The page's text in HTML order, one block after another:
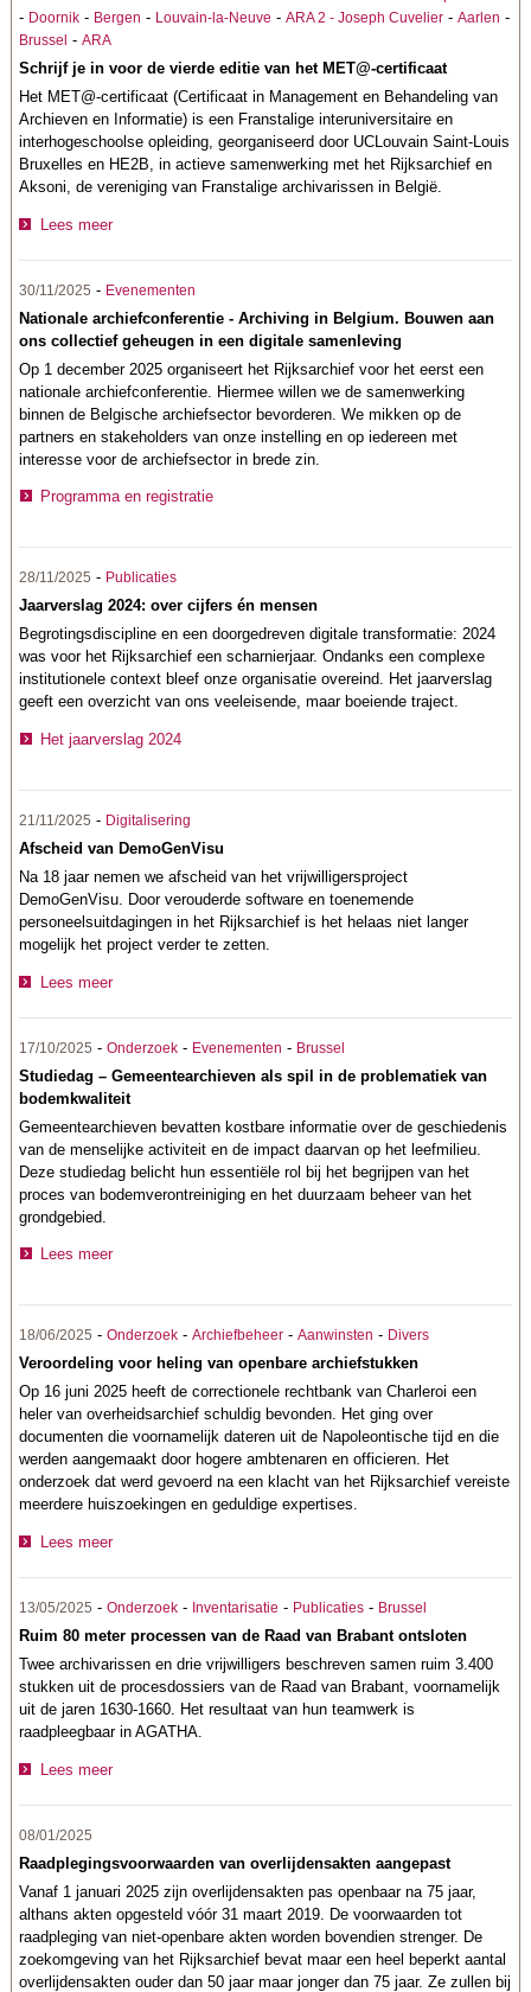
- Doornik - Bergen - Louvain-la-Neuve -ARA 2 - Joseph Cuvelier -Aarlen -
Brussel -ARA
Schrijf je in voor de vierde editie van het MET@-certificaat
Het MET@-certificaat (Certificaat in Management en Behandeling van
Archieven en Informatie) is een Franstalige interuniversitaire en
interhogeschoolse opleiding, georganiseerd door UCLouvain Saint-Louis
Bruxelles en HE2B, in actieve samenwerking met het Rijksarchief en
Aksoni, de vereniging van Franstalige archivarissen in België.
Lees meer
30/11/2025 - Evenementen
Nationale archiefconferentie - Archiving in Belgium. Bouwen aan
ons collectief geheugen in een digitale samenleving
Op 1 december 2025 organiseert het Rijksarchief voor het eerst een
nationale archiefconferentie. Hiermee willen we de samenwerking
binnen de Belgische archiefsector bevorderen. We mikken op de
partners en stakeholders van onze instelling en op iedereen met
interesse voor de archiefsector in brede zin.
Programma en registratie
28/11/2025 - Publicaties
Jaarverslag 2024: over cijfers én mensen
Begrotingsdiscipline en een doorgedreven digitale transformatie: 2024
was voor het Rijksarchief een scharnierjaar. Ondanks een complexe
institutionele context bleef onze organisatie overeind. Het jaarverslag
geeft een overzicht van ons veeleisende, maar boeiende traject.
Het jaarverslag 2024
21/11/2025 - Digitalisering
Afscheid van DemoGenVisu
Na 18 jaar nemen we afscheid van het vrijwilligersproject
DemoGenVisu. Door verouderde software en toenemende
personeelsuitdagingen in het Rijksarchief is het helaas niet langer
mogelijk het project verder te zetten.
Lees meer
17/10/2025 -Onderzoek - Evenementen - Brussel
Studiedag – Gemeentearchieven als spil in de problematiek van
bodemkwaliteit
Gemeentearchieven bevatten kostbare informatie over de geschiedenis
van de menselijke activiteit en de impact daarvan op het leefmilieu.
Deze studiedag belicht hun essentiële rol bij het begrijpen van het
proces van bodemverontreiniging en het duurzaam beheer van het
grondgebied.
Lees meer
18/06/2025 -Onderzoek -Archiefbeheer -Aanwinsten - Divers
Veroordeling voor heling van openbare archiefstukken
Op 16 juni 2025 heeft de correctionele rechtbank van Charleroi een
heler van overheidsarchief schuldig bevonden. Het ging over
documenten die voornamelijk dateren uit de Napoleontische tijd en die
werden aangemaakt door hogere ambtenaren en officieren. Het
onderzoek dat werd gevoerd na een klacht van het Rijksarchief vereiste
meerdere huiszoekingen en geduldige expertises.
Lees meer
13/05/2025 -Onderzoek - Inventarisatie - Publicaties - Brussel
Ruim 80 meter processen van de Raad van Brabant ontsloten
Twee archivarissen en drie vrijwilligers beschreven samen ruim 3.400
stukken uit de procesdossiers van de Raad van Brabant, voornamelijk
uit de jaren 1630-1660. Het resultaat van hun teamwerk is
raadpleegbaar in AGATHA.
Lees meer
08/01/2025
Raadplegingsvoorwaarden van overlijdensakten aangepast
Vanaf 1 januari 2025 zijn overlijdensakten pas openbaar na 75 jaar,
althans akten opgesteld vóór 31 maart 2019. De voorwaarden tot
raadpleging van niet-openbare akten worden bovendien strenger. De
zoekomgeving van het Rijksarchief bevat maar een heel beperkt aantal
overlijdensakten ouder dan 50 jaar maar jonger dan 75 jaar. Ze zullen bij